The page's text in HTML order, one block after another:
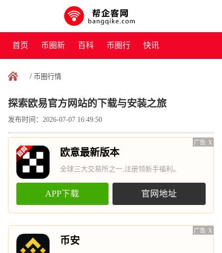
首页 币圈新
闻
百科 币圈行 快讯
/ 币圈行情
探索欧易官方网站的下载与安装之旅
发布时间：2026-07-07 16:49:50
广告 X
欧意最新版本
全球三大交易所之一,注册领新手福利。
APP下载 官网地址
广告 X
币安